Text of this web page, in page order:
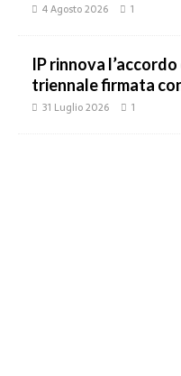
4 Agosto 2026 1
IP rinnova
triennale firmata
31 Luglio 2026 1